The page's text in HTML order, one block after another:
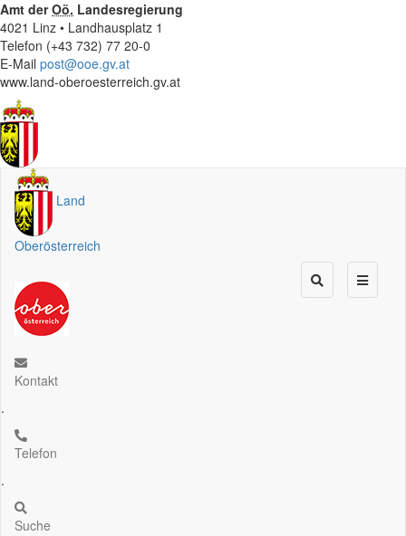
Amt derOö. Landesregierung
4021 Linz • Landhausplatz 1
Telefon (+43 732) 77 20-0
E-Mail post@ooe.gv.at
www.land-oberoesterreich.gv.at
Land
Oberösterreich
Kontakt
.
Telefon
.
Suche